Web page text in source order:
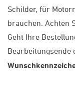
Schilder, für
brauchen. Achten
Geht Ihre
Bearbeitungsende